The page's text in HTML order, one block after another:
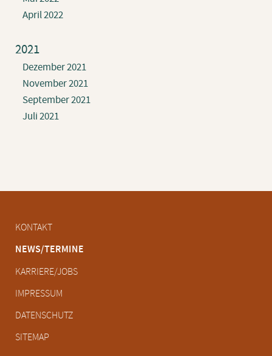
April 2022
2021
Dezember 2021
November 2021
September 2021
Juli 2021
Navigation
KONTAKT
NEWS/TERMINE
KARRIERE/JOBS
IMPRESSUM
DATENSCHUTZ
SITEMAP